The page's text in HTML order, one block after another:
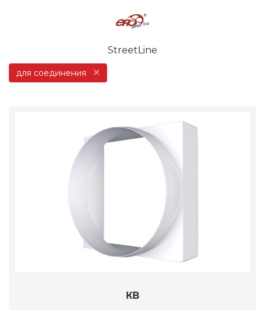
StreetLine
для соединения
КВ